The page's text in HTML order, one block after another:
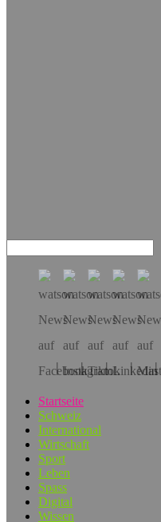
Startseite
Schweiz
International
Wirtschaft
Sport
Leben
Spass
Digital
Wissen